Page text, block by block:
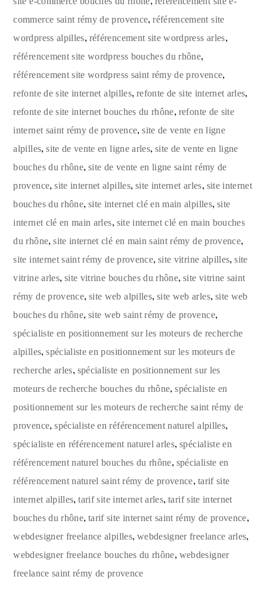
commerce saint rémy de provence,référencement site
wordpress alpilles, référencement site wordpress arles,
référencement site wordpress bouches du rhône,
référencement site wordpress saint rémy de provence,
refonte de site internet alpilles, refonte de site internet arles,
refonte de site internet bouches du rhône, refonte de site
internet saint rémy de provence,site de vente en ligne
alpilles,site de vente en ligne arles,site de vente en ligne
bouches du rhône,site de vente en ligne saint rémy de
provence,site internet alpilles, site internet arles, site internet
bouches du rhône,site internet clé en main alpilles, site
internet clé en main arles, site internet clé en main bouches
du rhône,site internet clé en main saint rémy de provence,
site internet saint rémy de provence,site vitrine alpilles,site
vitrine arles, site vitrine bouches du rhône,site vitrine saint
rémy de provence,site web alpilles, site web arles, site web
bouches du rhône,site web saint rémy de provence,
spécialiste en positionnement sur les moteurs de recherche
alpilles,spécialiste en positionnement sur les moteurs de
recherche arles, spécialiste en positionnement sur les
moteurs de recherche bouches du rhône,spécialiste en
positionnement sur les moteurs de recherche saint rémy de
provence,spécialiste en référencement naturel alpilles,
spécialiste en référencement naturel arles,spécialiste en
référencement naturel bouches du rhône, spécialiste en
référencement naturel saint rémy de provence, tarif site
internet alpilles,tarif site internet arles,tarif site internet
bouches du rhône,tarif site internet saint rémy de provence,
webdesigner freelance alpilles, webdesigner freelance arles,
webdesigner freelance bouches du rhône, webdesigner
freelance saint rémy de provence